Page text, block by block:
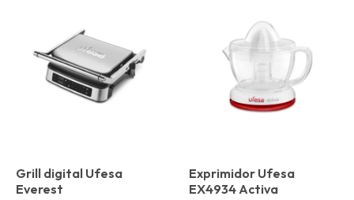
Grill digital Ufesa
Everest
Exprimidor Ufesa
EX4934 Activa